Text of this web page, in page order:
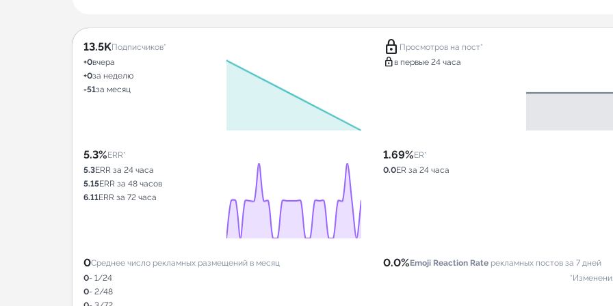
13.5KПодписчиков*
+0вчера
+0за неделю
-51за месяц
lock Просмотров на пост*
lock в первые 24 часа
5.3%ERR*
5.3ERR за 24 часа
5.15ERR за 48 часов
6.11ERR за 72 часа
1.69%ER*
0.0ER за 24 часа
0Среднее число рекламных размещений в месяц
0- 1/24
0- 2/48
0.0%Emoji Reaction Rate рекламных постов за 7 дней